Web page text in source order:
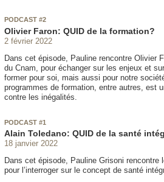
PODCAST #2
Olivier Faron: QUID de la formation?
2 février 2022
Dans cet épisode, Pauline rencontre Olivier
du Cnam, pour échanger sur les enjeux et
former pour soi, mais aussi pour notre
programmes de formation, entre autres, est
contre les inégalités.
PODCAST #1
Alain Toledano: QUID de la santé
18 janvier 2022
Dans cet épisode, Pauline Grisoni rencontre
pour l’interroger sur le concept de santé